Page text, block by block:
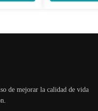
de mejorar la calidad de vida